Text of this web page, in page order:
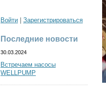
Войти Зарегистрироваться
Последние новости
30.03.2024
Встречаем насосы
WELLPUMP